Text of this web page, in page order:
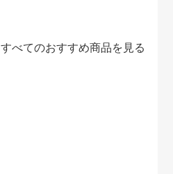
すべてのおすすめ商品を見る